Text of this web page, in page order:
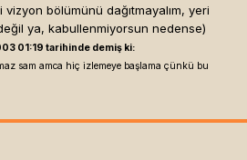
vizyon bölümünü dağıtmayalım, yeri
ya, kabullenmiyorsun nedense)
01:19 tarihinde demiş ki:
sam amca hiç izlemeye başlama çünkü bu